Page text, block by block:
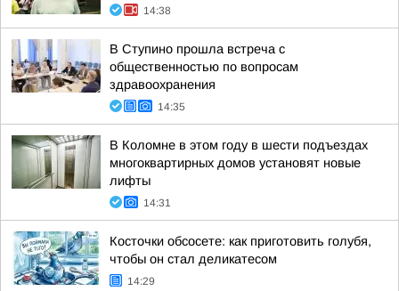
14:38
В Ступино прошла встреча с
общественностью по вопросам
здравоохранения
14:35
В Коломне в этом году в шести подъездах
многоквартирных домов установят новые
лифты
14:31
Косточки обсосете: как приготовить голубя,
чтобы он стал деликатесом
14:29